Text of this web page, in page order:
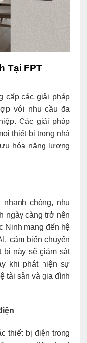
Tại FPT
cấp các giải pháp
với nhu cầu đa
Các giải pháp
thiết bị trong nhà
hóa năng lượng
chóng, nhu
ngày càng trở nên
Ninh mang đến hệ
cảm biến chuyển
bị này sẽ giám sát
khi phát hiện sự
tài sản và gia đình
thiết bị điện trong